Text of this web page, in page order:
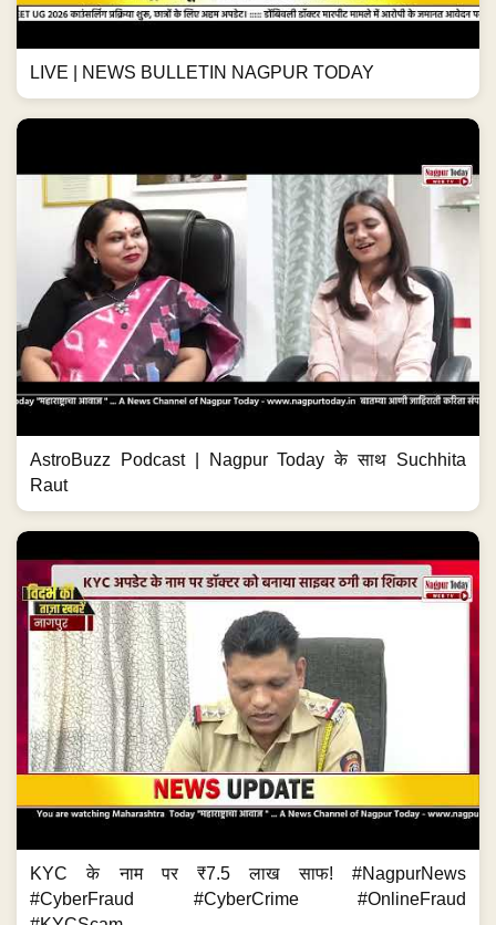
LIVE | NEWS BULLETIN NAGPUR TODAY
AstroBuzz Podcast | Nagpur Today के साथ Suchhita
Raut
KYC के नाम पर ₹7.5 लाख साफ! #NagpurNews
#CyberFraud #CyberCrime #OnlineFraud